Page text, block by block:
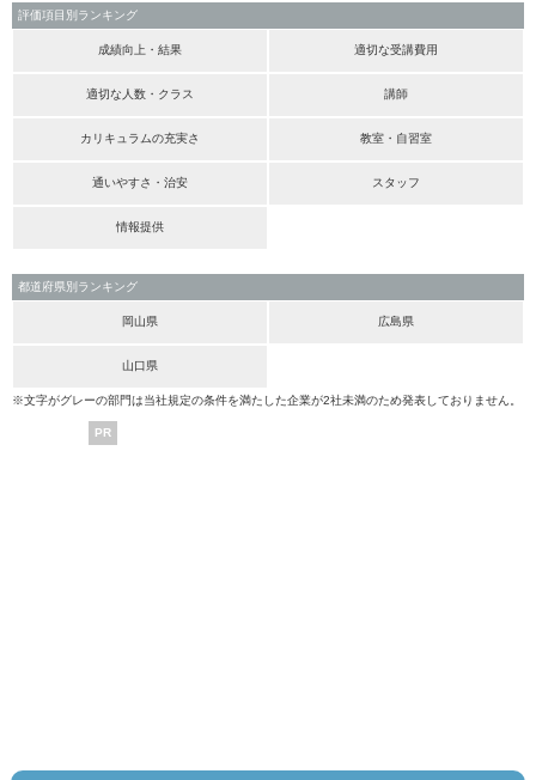
評価項目別ランキング
成績向上・結果 適切な受講費用
適切な人数・クラス 講師
カリキュラムの充実さ 教室・自習室
通いやすさ・治安 スタッフ
情報提供
都道府県別ランキング
岡山県 広島県
山口県
※文字がグレーの部門は当社規定の条件を満たした企業が2社未満のため発表しておりません。
PR